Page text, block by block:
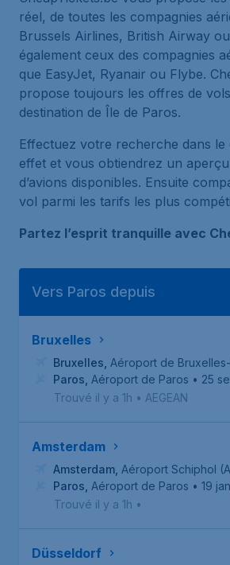
réel, de toutes les compagnies
Brussels Airlines, British Airway
également ceux des compagnies
que EasyJet, Ryanair ou Flybe.
propose toujours les offres de
destination de Île de Paros.
Effectuez votre recherche dans
effet et vous obtiendrez un
d’avions disponibles. Ensuite
vol parmi les tarifs les plus
Partez l’esprit tranquille avec
Vers Paros depuis
Bruxelles
Bruxelles Aéroport de
Paros Aéroport de Paros • 25
Trouvé il y a 1h • AEGEAN
Amsterdam
Amsterdam Aéroport Schiphol
Paros Aéroport de Paros • 19
Trouvé il y a 1h •
Düsseldorf